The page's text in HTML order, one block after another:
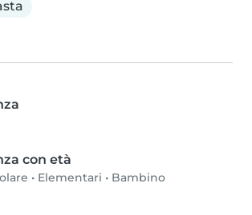
con età
• Elementari • Bambino